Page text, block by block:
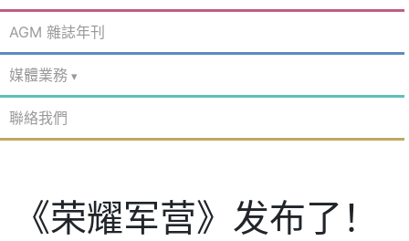
AGM 雜誌年刊
媒體業務
聯絡我們
《荣耀军营》发布了！